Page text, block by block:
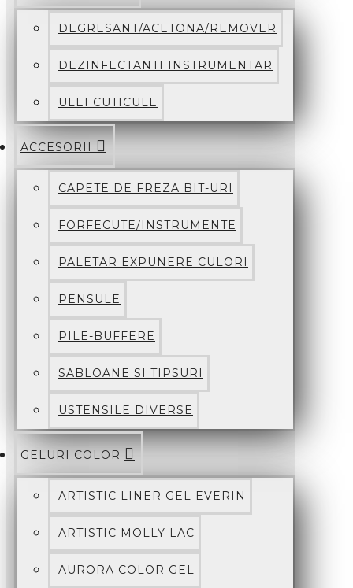
DEGRESANT/ACETONA/REMOVER
DEZINFECTANTI INSTRUMENTAR
ULEI CUTICULE
ACCESORII
CAPETE DE FREZA BIT-URI
FORFECUTE/INSTRUMENTE
PALETAR EXPUNERE CULORI
PENSULE
PILE-BUFFERE
SABLOANE SI TIPSURI
USTENSILE DIVERSE
GELURI COLOR
ARTISTIC LINER GEL EVERIN
ARTISTIC MOLLY LAC
AURORA COLOR GEL